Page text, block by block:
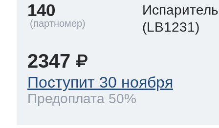
140
Испаритель
(LB1231)
2347
Поступит 30 ноября
Предоплата 50%